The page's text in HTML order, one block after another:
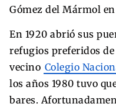
Gómez del Mármol en
En 1920 abrió sus
refugios preferidos
vecino Colegio
los años 1980 tuvo
bares.